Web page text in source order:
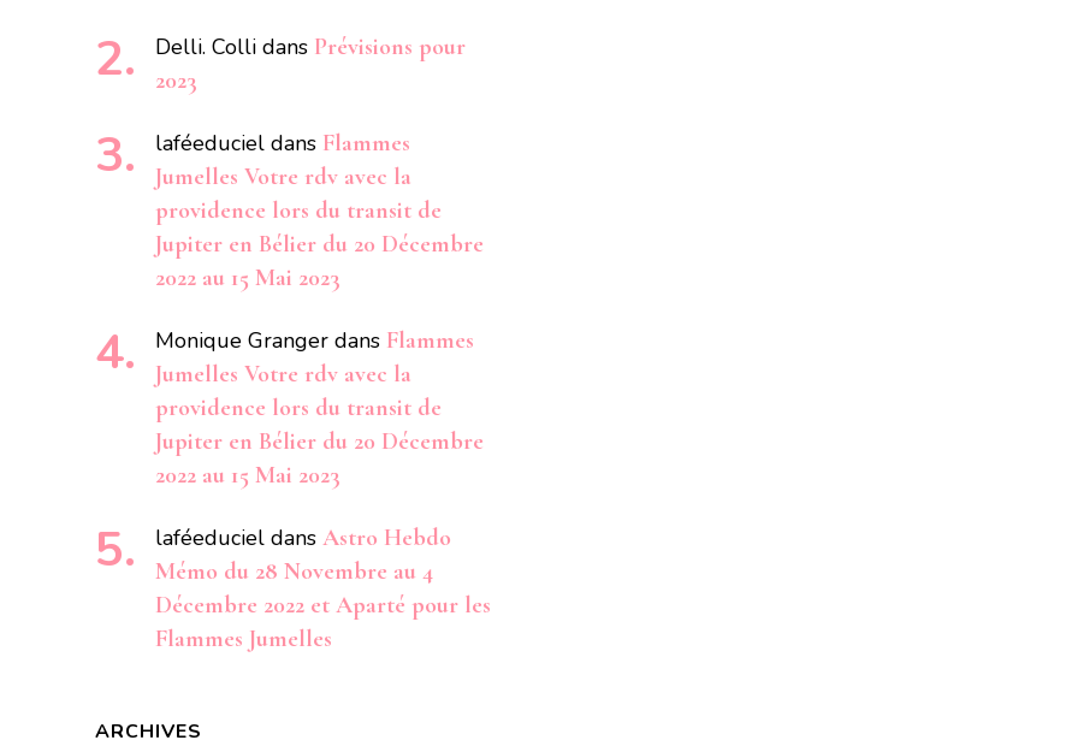
Delli. Colli dans Prévisions pour
2023
laféeduciel dans Flammes
Jumelles Votre rdv avec la
providence lors du transit de
Jupiter en Bélier du 20 Décembre
2022 au 15 Mai 2023
Monique Granger dans Flammes
Jumelles Votre rdv avec la
providence lors du transit de
Jupiter en Bélier du 20 Décembre
2022 au 15 Mai 2023
laféeduciel dans Astro Hebdo
Mémo du 28 Novembre au 4
Décembre 2022 et Aparté pour les
Flammes Jumelles
ARCHIVES